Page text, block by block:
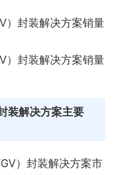
）封装解决方案销量
）封装解决方案销量
装解决方案主要
）封装解决方案市